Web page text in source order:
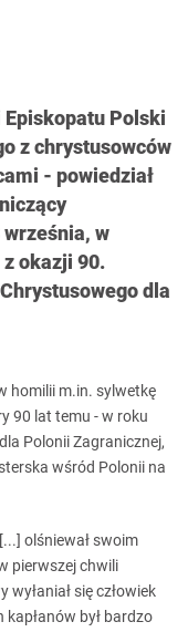
Polski
z chrystusowców
- powiedział
w
okazji 90.
dla
homilii m.in. sylwetkę
90 lat temu - w roku
Polonii Zagranicznej,
wśród Polonii na
olśniewał swoim
pierwszej chwili
wyłaniał się człowiek
kapłanów był bardzo